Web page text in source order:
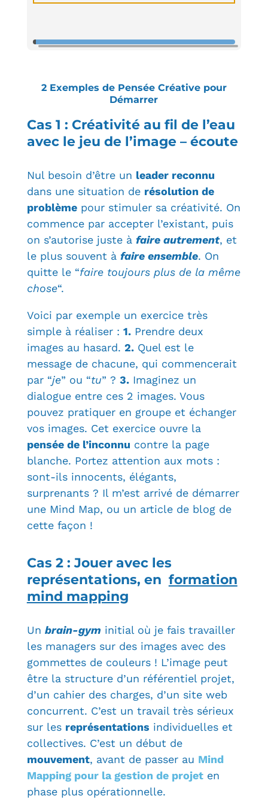
2 Exemples de Pensée Créative pour
Démarrer
Cas 1 : Créativité au fil de l’eau
avec le jeu de l’image – écoute
Nul besoin d’être un leader reconnu
dans une situation de résolution de
problèmepour stimuler sa créativité. On
commence par accepter l’existant, puis
on s’autorise juste à faire autrement, et
le plus souvent à faire ensemble. On
quitte le “faire toujours plus de la même
chose“.
Voici par exemple un exercice très
simple à réaliser : 1.Prendre deux
images au hasard. 2.Quel est le
message de chacune, qui commencerait
par “je” ou “tu” ? 3.Imaginez un
dialogue entre ces 2 images. Vous
pouvez pratiquer en groupe et échanger
vos images. Cet exercice ouvre la
pensée de l’inconnu contre la page
blanche. Portez attention aux mots :
sont-ils innocents, élégants,
surprenants ? Il m’est arrivé de démarrer
une Mind Map, ou un article de blog de
cette façon !
Cas 2 : Jouer avec les
représentations, en formation
mind mapping
Un brain-gyminitial où je fais travailler
les managers sur des images avec des
gommettes de couleurs ! L’image peut
être la structure d’un référentiel projet,
d’un cahier des charges, d’un site web
concurrent. C’est un travail très sérieux
sur les représentations individuelles et
collectives. C’est un début de
mouvement, avant de passer au Mind
Mapping pour la gestion de projeten
phase plus opérationnelle.